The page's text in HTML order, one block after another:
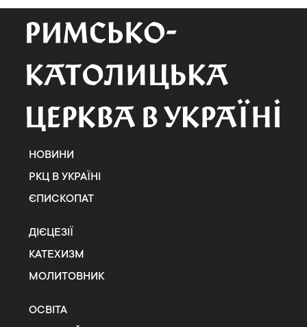
НОВИНИ
РКЦ В УКРАЇНІ
ЄПИСКОПАТ
ДІЄЦЕЗІЇ
КАТЕХИЗМ
МОЛИТОВНИК
ОСВІТА